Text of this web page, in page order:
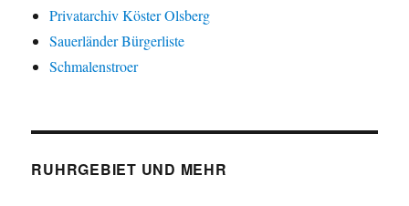
Privatarchiv Köster Olsberg
Sauerländer Bürgerliste
Schmalenstroer
RUHRGEBIET UND MEHR